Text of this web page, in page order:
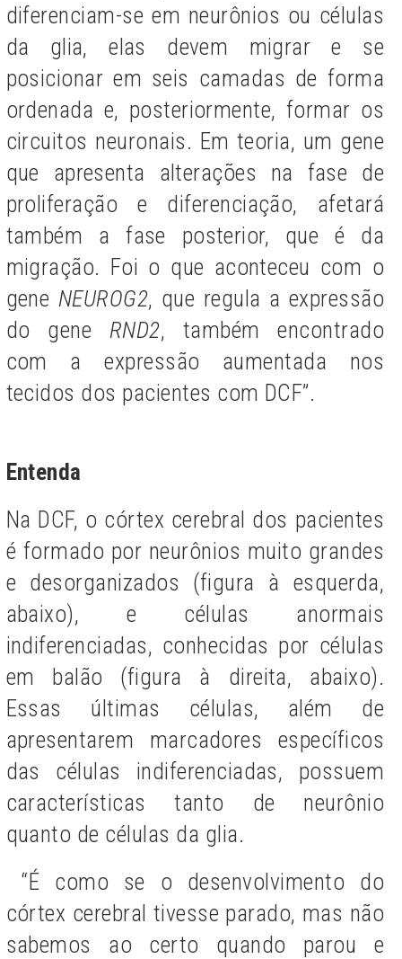
diferenciam-se em neurônios ou células
da glia, elas devem migrar e se
posicionar em seis camadas de forma
ordenada e, posteriormente, formar os
circuitos neuronais. Em teoria, um gene
que apresenta alterações na fase de
proliferação e diferenciação, afetará
também a fase posterior, que é da
migração. Foi o que aconteceu com o
gene NEUROG2, que regula a expressão
do gene RND2, também encontrado
com a expressão aumentada nos
tecidos dos pacientes com DCF”.
Entenda
Na DCF, o córtex cerebral dos pacientes
é formado por neurônios muito grandes
e desorganizados (figura à esquerda,
abaixo), e células anormais
indiferenciadas, conhecidas por células
em balão (figura à direita, abaixo).
Essas últimas células, além de
apresentarem marcadores específicos
das células indiferenciadas, possuem
características tanto de neurônio
quanto de células da glia.
“É como se o desenvolvimento do
córtex cerebral tivesse parado, mas não
sabemos ao certo quando parou e